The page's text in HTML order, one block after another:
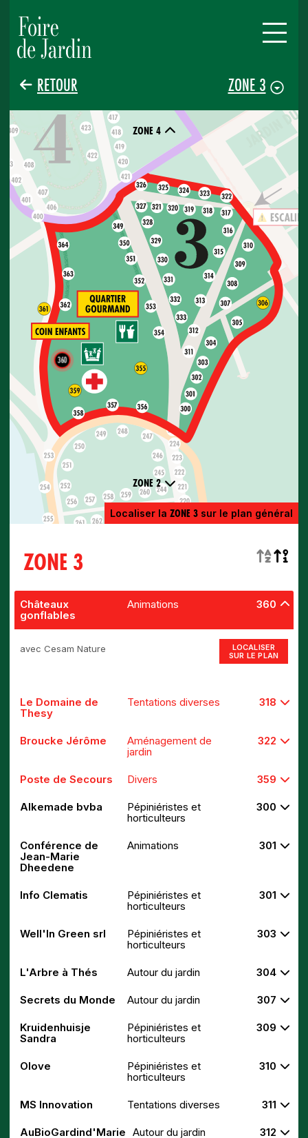
RETOUR ZONE 3
Localiser la ZONE 3sur le plan général
ZONE 4
ZONE 2
360
ZONE 3
Châteaux
gonflables
Animations 360
avec Cesam Nature
LOCALISER
SUR LE PLAN
Le Domaine de
Thesy
Tentations diverses 318
Broucke Jérôme
Aménagement de
jardin
322
Poste de Secours Divers 359
Alkemade bvba
Pépiniéristes et
horticulteurs
300
Conférence de
Jean-Marie
Dheedene
Animations 301
Info Clematis
Pépiniéristes et
horticulteurs
301
Well'In Green srl
Pépiniéristes et
horticulteurs
303
L'Arbre à Thés Autour du jardin 304
Secrets du Monde Autour du jardin 307
Kruidenhuisje
Sandra
Pépiniéristes et
horticulteurs
309
Olove
Pépiniéristes et
horticulteurs
310
MS Innovation Tentations diverses 311
AuBioGardind'Marie Autour du jardin 312